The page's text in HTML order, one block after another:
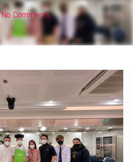
No Comments